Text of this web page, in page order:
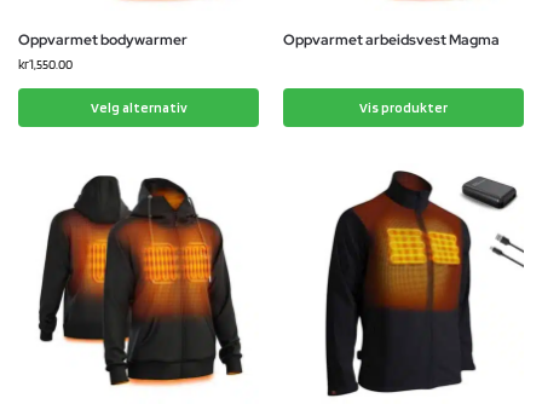
Oppvarmet bodywarmer
kr1,550.00
Velg alternativ
Oppvarmet arbeidsvest Magma
Vis produkter